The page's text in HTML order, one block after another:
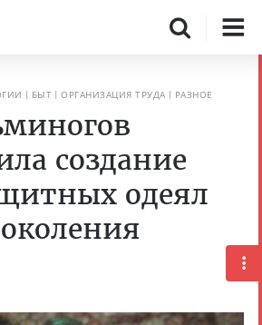
БЫТ ОРГАНИЗАЦИЯ ТРУДА РАЗНОЕ
создание
одеял